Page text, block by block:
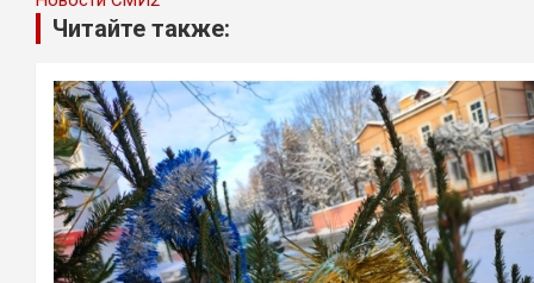
Читайте также: